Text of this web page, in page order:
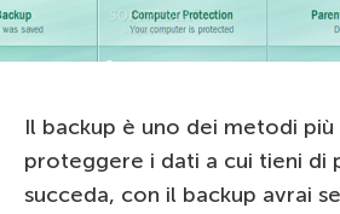
Il backup è uno dei metodi
proteggere i dati a cui tieni di
succeda, con il backup avrai